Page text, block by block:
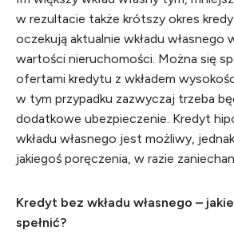
w rezultacie także krótszy okres
oczekują aktualnie wkładu własnego
wartości nieruchomości. Można się
ofertami kredytu z wkładem
w tym przypadku zazwyczaj trzeba
dodatkowe ubezpieczenie. Kredyt
wkładu własnego jest możliwy,
jakiegoś poręczenia, w razie
Kredyt bez wkładu własnego –
spełnić?